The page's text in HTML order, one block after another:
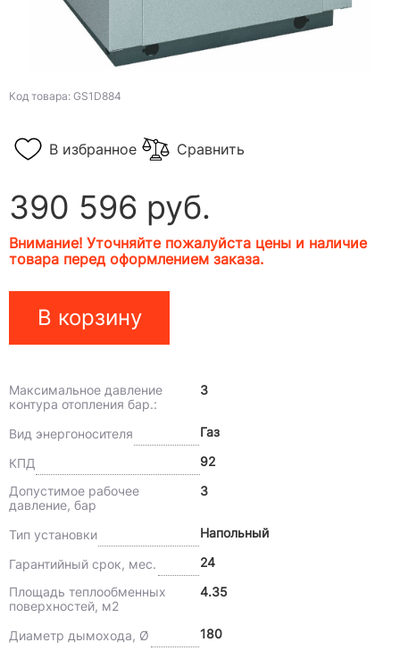
Код товара: GS1D884
В избранное Сравнить
390 596 руб.
Внимание! Уточняйте пожалуйста цены и наличие
товара перед оформлением заказа.
В корзину
Максимальное давление
контура отопления бар.:
3
Вид энергоносителя Газ
КПД
92
Допустимое рабочее
давление, бар
3
Тип установки Напольный
Гарантийный срок, мес.
24
Площадь теплообменных
поверхностей, м2
4.35
Диаметр дымохода, Ø 180